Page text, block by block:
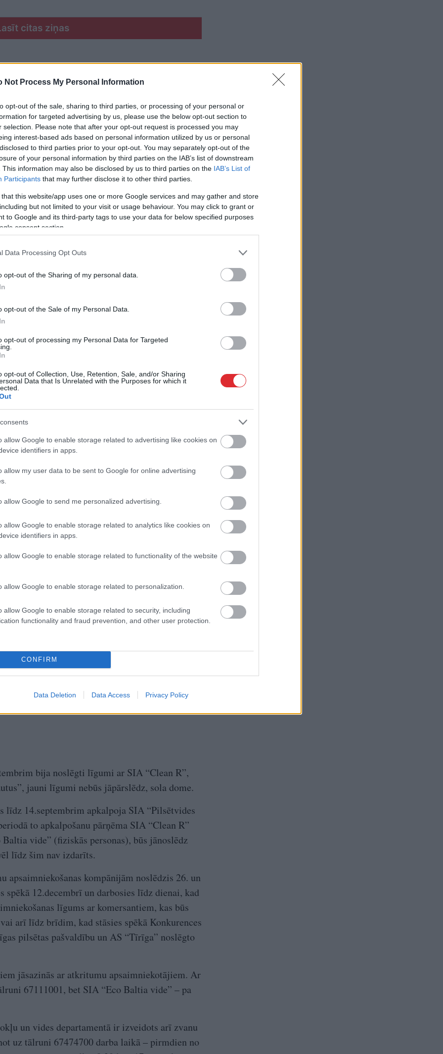
Not Process My Personal Information
opt-out of the sale, sharing to third parties, or processing of your personal or
for targeted advertising by us, please use the below opt-out section to
selection. Please note that after your opt-out request is processed you may
interest-based ads based on personal information utilized by us or personal
to third parties prior to your opt-out. You may separately opt-out of the
of your personal information by third parties on the IAB’s list of downstream
This information may also be disclosed by us to third parties on the IAB’s List of
Participants that may further disclose it to other third parties.
that this website/app uses one or more Google services and may gather and store
but not limited to your visit or usage behaviour. You may click to grant or
to Google and its third-party tags to use your data for below specified purposes
consent section.
Data Processing Opt Outs
opt-out of the Sharing of my personal data.
opt-out of the Sale of my Personal Data.
opt-out of processing my Personal Data for Targeted
opt-out of Collection, Use, Retention, Sale, and/or Sharing
Data that Is Unrelated with the Purposes for which it
allow Google to enable storage related to advertising like cookies on
identifiers in apps.
allow my user data to be sent to Google for online advertising
allow Google to send me personalized advertising.
allow Google to enable storage related to analytics like cookies on
identifiers in apps.
allow Google to enable storage related to functionality of the website
allow Google to enable storage related to personalization.
allow Google to enable storage related to security, including
functionality and fraud prevention, and other user protection.
CONFIRM
Data Deletion Data Access Privacy Policy
citas ziņas
vadītāja Dace Gaile aģentūrai LETA atzina, ka
nebija jāsaskaņo ar IUB, jo pašvaldības rīcībā
atkritumi Rīgā tiek izvesti arī pēc
attīstības ministrijas (VARAM) pārstāvji
juridiski tiesisku veidu kā nodrošināt, ka
atkritumu apsaimniekotājiem, neliekot
par valsts
Sabiedrība sāk
un atklājas
mainīsies. Laika
apsaimniekotājiem ir pienākums ar šī gada
apsaimniekošanas pakalpojuma
sniegšanas būtiskos nosacījumus, kādi
bija noslēgti līgumi ar SIA “Clean R”,
jauni līgumi nebūs jāpārslēdz, sola dome.
līdz 14.septembrim apkalpoja SIA “Pilsētvides
to apkalpošanu pārņēma SIA “Clean R”
vide” (fiziskās personas), būs jānoslēdz
līdz šim nav izdarīts.
apsaimniekošanas kompānijām noslēdzis 26. un
spēkā 12.decembrī un darbosies līdz dienai, kad
līgums ar komersantiem, kas būs
arī līdz brīdim, kad stāsies spēkā Konkurences
pilsētas pašvaldību un AS “Tīrīga” noslēgto
jāsazinās ar atkritumu apsaimniekotājiem. Ar
67111001, bet SIA “Eco Baltia vide” – pa
un vides departamentā ir izveidots arī zvanu
uz tālruni 67474700 darba laikā – pirmdien no